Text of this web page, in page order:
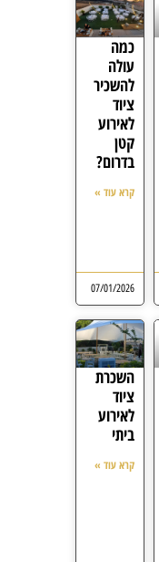
כמה
עולה
להשכיר
ציוד
לאירוע
קטן
בדרום?
קרא עוד »
07/01/2026
השכרת
ציוד
לאירוע
ביתי
קרא עוד »